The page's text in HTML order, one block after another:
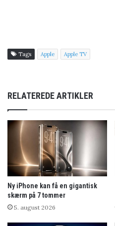
Tags Apple Apple TV
RELATEREDE ARTIKLER
Ny iPhone kan få en gigantisk
skærm på 7 tommer
5. august 2026